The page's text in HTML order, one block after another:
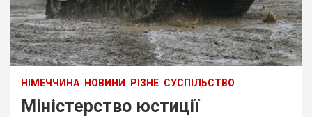
НІМЕЧЧИНА НОВИНИ РІЗНЕ СУСПІЛЬСТВО
Міністерство юстиції